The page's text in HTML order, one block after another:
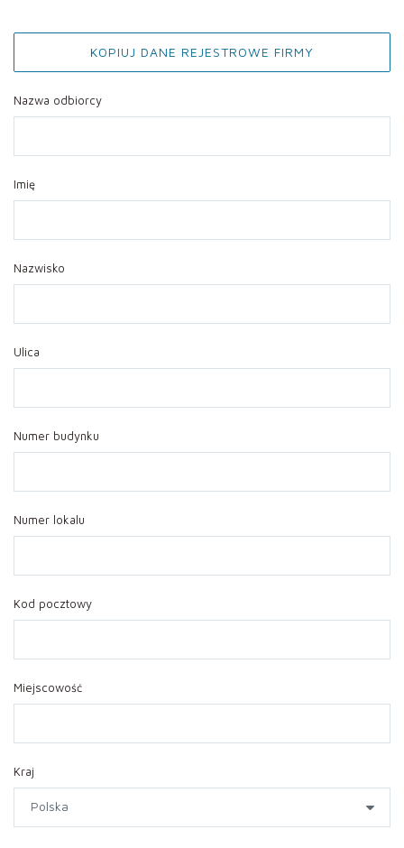
KOPIUJ DANE REJESTROWE FIRMY
Nazwa odbiorcy
Imię
Nazwisko
Ulica
Numer budynku
Numer lokalu
Kod pocztowy
Miejscowość
Kraj